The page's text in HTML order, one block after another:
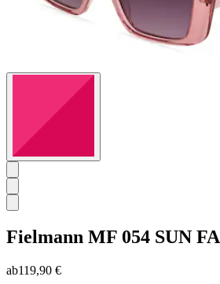
Fielmann MF 054 SUN FA
ab119,90 €